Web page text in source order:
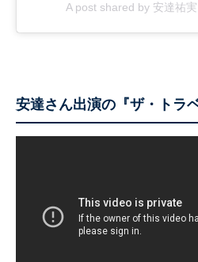
A post shared by 安達祐
安達さん出演の『ザ・トラ